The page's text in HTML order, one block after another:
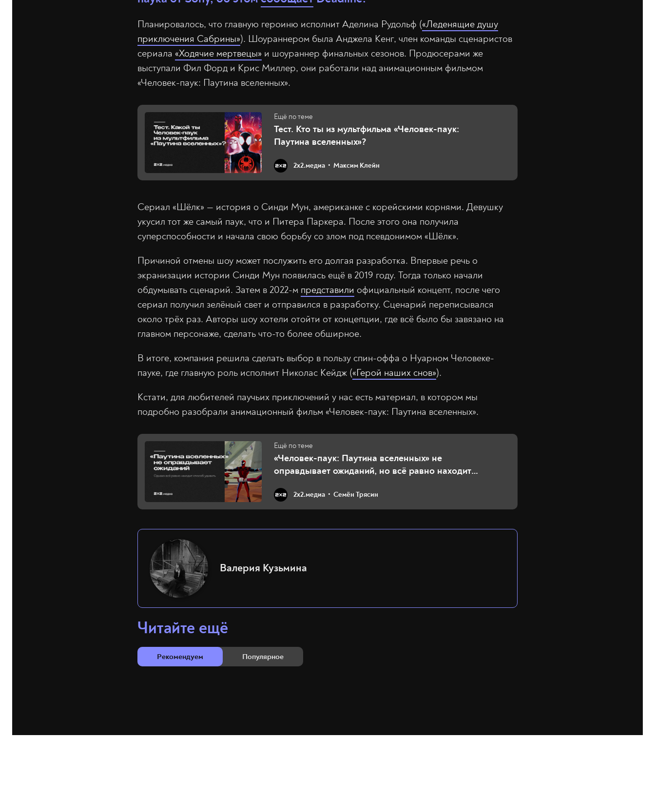
Планировалось, что главную героиню исполнит Аделина Рудольф («Леденящие душу
приключения Сабрины»). Шоураннером была Анджела Кенг, член команды сценаристов
сериала «Ходячие мертвецы» и шоураннер финальных сезонов. Продюсерами же
выступали Фил Форд и Крис Миллер, они работали над анимационным фильмом
«Человек-паук: Паутина вселенных».
Тест. Кто ты из мультфильма «Человек-паук:
Паутина вселенных»?
2х2.медиа Максим Клейн
Сериал «Шёлк» — история о Синди Мун, американке с корейскими корнями. Девушку
укусил тот же самый паук, что и Питера Паркера. После этого она получила
суперспособности и начала свою борьбу со злом под псевдонимом «Шёлк».
Причиной отмены шоу может послужить его долгая разработка. Впервые речь о
экранизации истории Синди Мун появилась ещё в 2019 году. Тогда только начали
обдумывать сценарий. Затем в 2022-м представили официальный концепт, после чего
сериал получил зелёный свет и отправился в разработку. Сценарий переписывался
около трёх раз. Авторы шоу хотели отойти от концепции, где всё было бы завязано на
главном персонаже, сделать что-то более обширное.
В итоге, компания решила сделать выбор в пользу спин-оффа о Нуарном Человеке-
пауке, где главную роль исполнит Николас Кейдж («Герой наших снов»).
Кстати, для любителей паучьих приключений у нас есть материал, в котором мы
подробно разобрали анимационный фильм «Человек-паук: Паутина вселенных».
«Человек-паук: Паутина вселенных» не
оправдывает ожиданий, но всё равно находит
2х2.медиа Семён Трясин
Валерия Кузьмина
Читайте ещё
Рекомендуем Популярное